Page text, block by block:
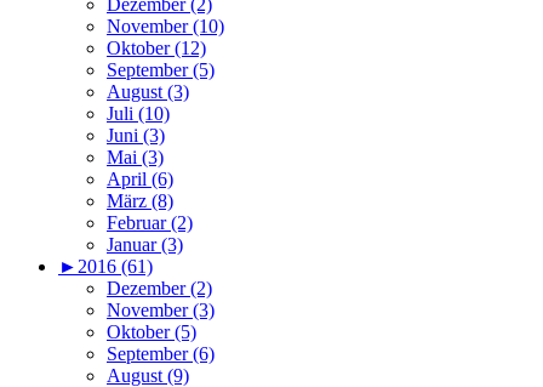
November (10)
Oktober (12)
September (5)
August (3)
Juli (10)
Juni (3)
Mai (3)
April (6)
März (8)
Februar (2)
Januar (3)
► 2016 (61)
Dezember (2)
November (3)
Oktober (5)
September (6)
August (9)